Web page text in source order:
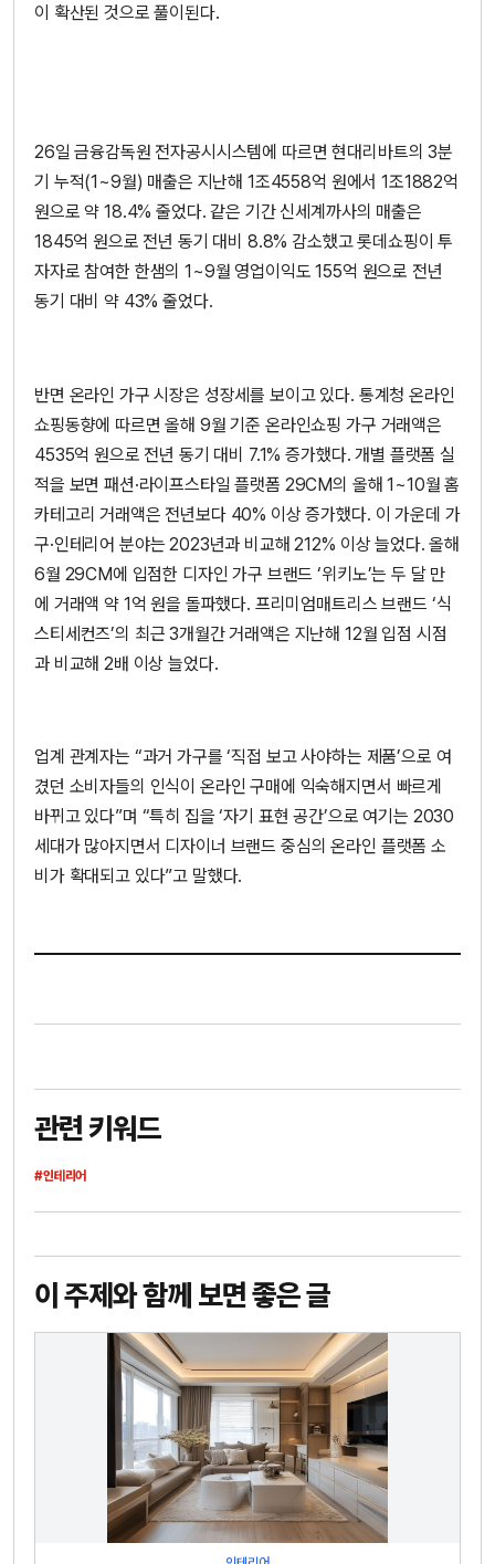
이 확산된 것으로 풀이된다.
26일 금융감독원 전자공시시스템에 따르면 현대리바트의 3분
기 누적(1~9월) 매출은 지난해 1조4558억 원에서 1조1882억
원으로 약 18.4% 줄었다. 같은 기간 신세계까사의 매출은
1845억 원으로 전년 동기 대비 8.8% 감소했고 롯데쇼핑이 투
자자로 참여한 한샘의 1~9월 영업이익도 155억 원으로 전년
동기 대비 약 43% 줄었다.
반면 온라인 가구 시장은 성장세를 보이고 있다. 통계청 온라인
쇼핑동향에 따르면 올해 9월 기준 온라인쇼핑 가구 거래액은
4535억 원으로 전년 동기 대비 7.1% 증가했다. 개별 플랫폼 실
적을 보면 패션·라이프스타일 플랫폼 29CM의 올해 1~10월 홈
카테고리 거래액은 전년보다 40% 이상 증가했다. 이 가운데 가
구·인테리어 분야는 2023년과 비교해 212% 이상 늘었다. 올해
6월 29CM에 입점한 디자인 가구 브랜드 ‘위키노’는 두 달 만
에 거래액 약 1억 원을 돌파했다. 프리미엄매트리스 브랜드 ‘식
스티세컨즈’의 최근 3개월간 거래액은 지난해 12월 입점 시점
과 비교해 2배 이상 늘었다.
업계 관계자는 “과거 가구를 ‘직접 보고 사야하는 제품’으로 여
겼던 소비자들의 인식이 온라인 구매에 익숙해지면서 빠르게
바뀌고 있다”며 “특히 집을 ‘자기 표현 공간’으로 여기는 2030
세대가 많아지면서 디자이너 브랜드 중심의 온라인 플랫폼 소
비가 확대되고 있다”고 말했다.
관련 키워드
#인테리어
이 주제와 함께 보면 좋은 글